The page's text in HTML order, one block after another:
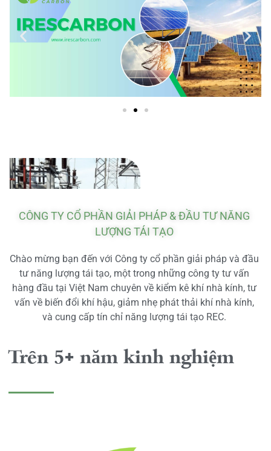
CÔNG TY CỔ PHẦN GIẢI PHÁP & ĐẦU TƯ NĂNG
LƯỢNG TÁI TẠO
Chào mừng bạn đến với Công ty cổ phần giải pháp và đầu
tư năng lượng tái tạo, một trong những công ty tư vấn
hàng đầu tại Việt Nam chuyên về kiểm kê khí nhà kính, tư
vấn về biến đổi khí hậu, giảm nhẹ phát thải khí nhà kính,
và cung cấp tín chỉ năng lượng tái tạo REC.
Trên 5+ năm kinh nghiệm